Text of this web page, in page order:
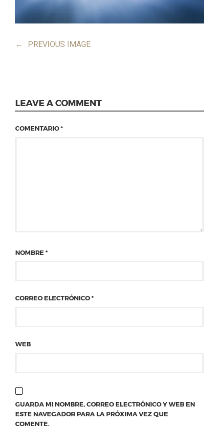
← PREVIOUS IMAGE
LEAVE A COMMENT
COMENTARIO*
NOMBRE*
CORREO ELECTRÓNICO*
WEB
GUARDA MI NOMBRE, CORREO ELECTRÓNICO Y WEB EN
ESTE NAVEGADOR PARA LA PRÓXIMA VEZ QUE
COMENTE.